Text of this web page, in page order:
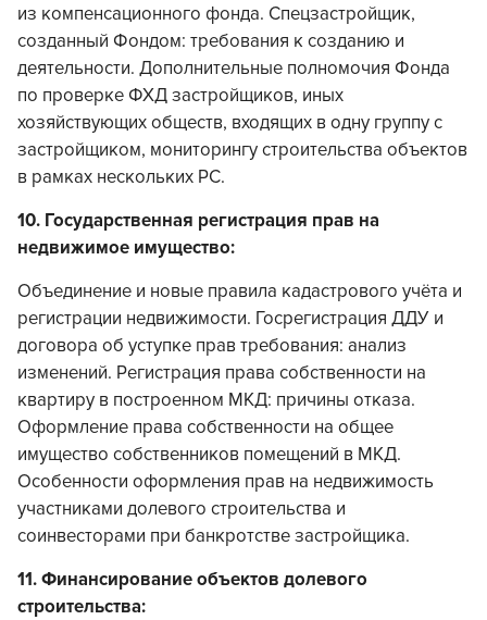
из компенсационного фонда. Спецзастройщик,
созданный Фондом: требования к созданию и
деятельности. Дополнительные полномочия Фонда
по проверке ФХД застройщиков, иных
хозяйствующих обществ, входящих в одну группу с
застройщиком, мониторингу строительства объектов
в рамках нескольких РС.
10. Государственная регистрация прав на
недвижимое имущество:
Объединение и новые правила кадастрового учёта и
регистрации недвижимости. Госрегистрация ДДУ и
договора об уступке прав требования: анализ
изменений. Регистрация права собственности на
квартиру в построенном МКД: причины отказа.
Оформление права собственности на общее
имущество собственников помещений в МКД.
Особенности оформления прав на недвижимость
участниками долевого строительства и
соинвесторами при банкротстве застройщика.
11. Финансирование объектов долевого
строительства: